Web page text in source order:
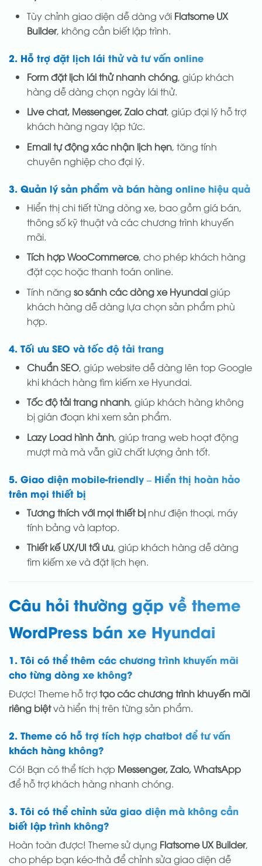
Tùy chỉnh giao diện dễ dàng với Flatsome UX
Builder, không cần biết lập trình.
2. Hỗ trợ đặt lịch lái thử và tư vấn online
Form đặt lịch lái thử nhanh chóng, giúp khách
hàng dễ dàng chọn ngày lái thử.
Live chat, Messenger, Zalo chat, giúp đại lý hỗ trợ
khách hàng ngay lập tức.
Email tự động xác nhận lịch hẹn, tăng tính
chuyên nghiệp cho đại lý.
3. Quản lý sản phẩm và bán hàng online hiệu quả
Hiển thị chi tiết từng dòng xe, bao gồm giá bán,
thông số kỹ thuật và các chương trình khuyến
mãi.
Tích hợp WooCommerce, cho phép khách hàng
đặt cọc hoặc thanh toán online.
Tính năng so sánh các dòng xe Hyundaigiúp
khách hàng dễ dàng lựa chọn sản phẩm phù
hợp.
4. Tối ưu SEO và tốc độ tải trang
Chuẩn SEO, giúp website dễ dàng lên top Google
khi khách hàng tìm kiếm xe Hyundai.
Tốc độ tải trang nhanh, giúp khách hàng không
bị gián đoạn khi xem sản phẩm.
Lazy Load hình ảnh, giúp trang web hoạt động
mượt mà mà vẫn giữ chất lượng ảnh tốt.
5. Giao diện mobile-friendly – Hiển thị hoàn hảo
trên mọi thiết bị
Tương thích với mọi thiết bịnhư điện thoại, máy
tính bảng và laptop.
Thiết kế UX/UI tối ưu, giúp khách hàng dễ dàng
tìm kiếm xe và đặt lịch hẹn.
Câu hỏi thường gặp về theme
WordPress bán xe Hyundai
1. Tôi có thể thêm các chương trình khuyến mãi
cho từng dòng xe không?
Được! Theme hỗ trợtạo các chương trình khuyến mãi
riêng biệtvà hiển thị trên từng sản phẩm.
2. Theme có hỗ trợ tích hợp chatbot để tư vấn
khách hàng không?
Có! Bạn có thể tích hợp Messenger, Zalo, WhatsApp
để hỗ trợ khách hàng nhanh chóng.
3. Tôi có thể chỉnh sửa giao diện mà không cần
biết lập trình không?
Hoàn toàn được! Theme sử dụng Flatsome UX Builder,
cho phép bạn kéo-thả để chỉnh sửa giao diện dễ